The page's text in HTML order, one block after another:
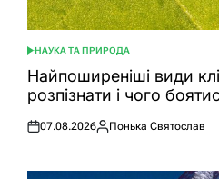
ОПУБЛІКУВАТИ
У
НАУКА ТА ПРИРОДА
Найпоширеніші види
розпізнати і чого
Оприлюднено
07.08.2026
Опубліковано
Понька Святослав